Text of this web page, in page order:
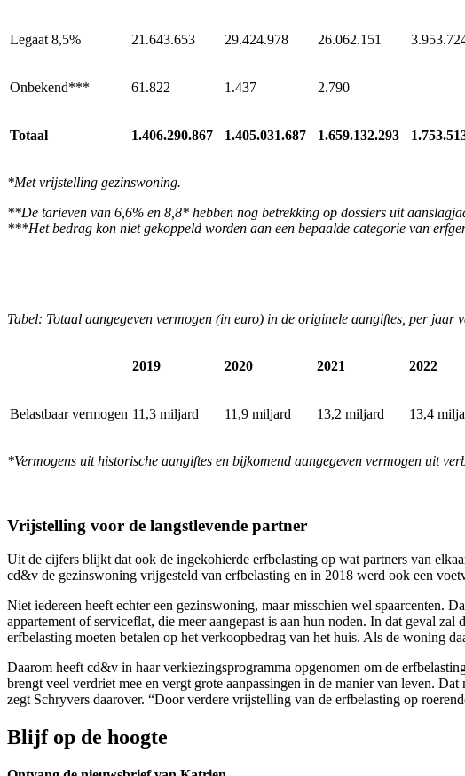
Legaat 8,5% 21.643.653 29.424.978 26.062.151
Onbekend*** 61.822 1.437 2.790
Totaal 1.406.290.867 1.405.031.687 1.659.132.293
*Met vrijstelling gezinswoning.
**De tarieven van 6,6% en 8,8* hebben nog betrekking op dossiers uit
***Het bedrag kon niet gekoppeld worden aan een bepaalde categorie van
Tabel: Totaal aangegeven vermogen (in euro) in de originele aangiftes, per jaar
2019 2020 2021 2022
Belastbaar vermogen 11,3 miljard 11,9 miljard 13,2 miljard 13,4
*Vermogens uit historische aangiftes en bijkomend aangegeven vermogen uit
Vrijstelling voor de langstlevende partner
Uit de cijfers blijkt dat ook de ingekohierde erfbelasting op wat partners van
cd&v de gezinswoning vrijgesteld van erfbelasting en in 2018 werd ook een
Niet iedereen heeft echter een gezinswoning, maar misschien wel spaarcenten.
appartement of serviceflat, die meer aangepast is aan hun noden. In dat geval
erfbelasting moeten betalen op het verkoopbedrag van het huis. Als de woning
Daarom heeft cd&v in haar verkiezingsprogramma opgenomen om de
brengt veel verdriet mee en vergt grote aanpassingen in de manier van leven.
zegt Schryvers daarover. “Door verdere vrijstelling van de erfbelasting op
Blijf op de hoogte